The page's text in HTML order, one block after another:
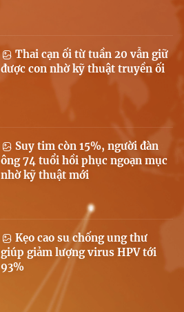
Thai cạn ối từ tuần 20 vẫn giữ
được con nhờ kỹ thuật truyền ối
Suy tim còn 15%, người đàn
ông 74 tuổi hồi phục ngoạn mục
nhờ kỹ thuật mới
Kẹo cao su chống ung thư
giúp giảm lượng virus HPV tới
93%